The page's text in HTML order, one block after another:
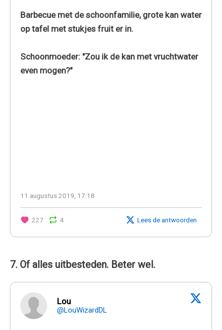
Barbecue met de schoonfamilie, grote kan water
op tafel met stukjes fruit er in.
Schoonmoeder: "Zou ik de kan met vruchtwater
even mogen?"
11 augustus 2019, 17:18
227 4 Lees de antwoorden
7. Of alles uitbesteden. Beter wel.
Lou
@LouWizardDL